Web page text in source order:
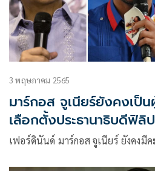
3 พฤษภาคม 2565
มาร์กอส จูเนียร์ยังคงเป็น
เลือกตั้งประธานาธิบดีฟิลิ
เฟอร์ดินันด์ มาร์กอส จูเนียร์ ยังคงมี